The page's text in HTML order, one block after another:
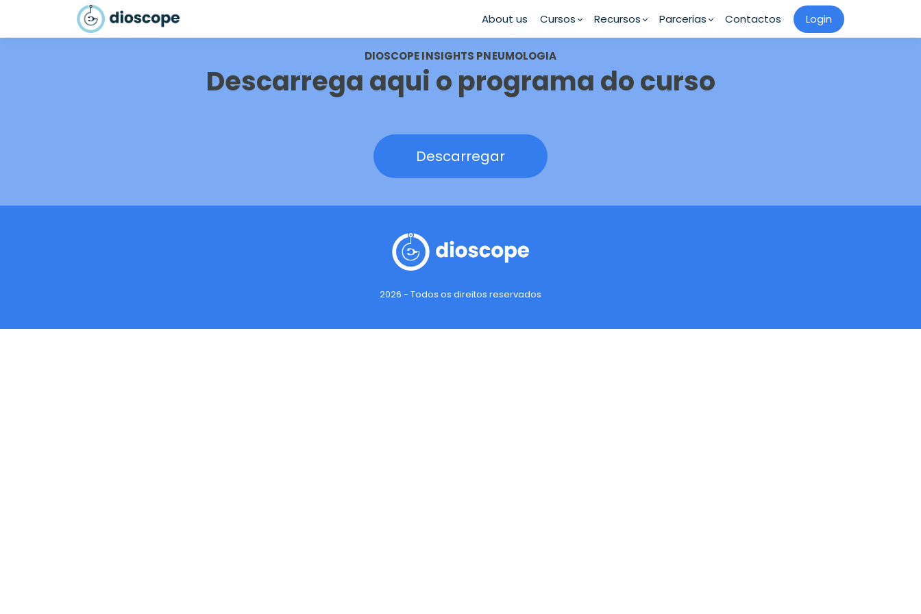
About us Cursos Recursos Parcerias Contactos Login
DIOSCOPE INSIGHTS PNEUMOLOGIA
Descarrega aqui o programa do curso
Descarregar
2026 - Todos os direitos reservados